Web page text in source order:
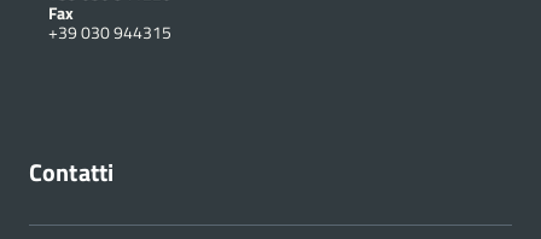
Fax
+39 030 944315
Contatti